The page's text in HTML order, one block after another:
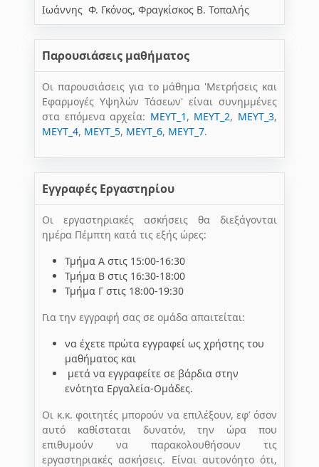
Ιωάννης Φ. Γκόνος, Φραγκίσκος Β. Τοπαλής
Παρουσιάσεις μαθήματος
Οι παρουσιάσεις για το μάθημα 'Μετρήσεις και
Εφαρμογές Υψηλών Τάσεων' είναι συνημμένες
στα επόμενα αρχεία: MEYT_1 , MEYT_2, MEYT_3,
MEYT_4, MEYT_5, MEYT_6, MEYT_7.
Εγγραφές Εργαστηρίου
Οι εργαστηριακές ασκήσεις θα διεξάγονται
ημέρα Πέμπτη κατά τις εξής ώρες:
Τμήμα Α στις 15:00-16:30
Τμήμα Β στις 16:30-18:00
Τμήμα Γ στις 18:00-19:30
Για την εγγραφή σας σε ομάδα απαιτείται:
να έχετε πρώτα εγγραφεί ως χρήστης του
μαθήματος και
μετά να εγγραφείτε σε βάρδια στην
ενότητα Εργαλεία-Ομάδες.
Οι κ.κ. φοιτητές μπορούν να επιλέξουν, εφ’ όσον
αυτό καθίσταται δυνατόν, την ώρα που
επιθυμούν να παρακολουθήσουν τις
εργαστηριακές ασκήσεις. Είναι αυτονόητο ότι,